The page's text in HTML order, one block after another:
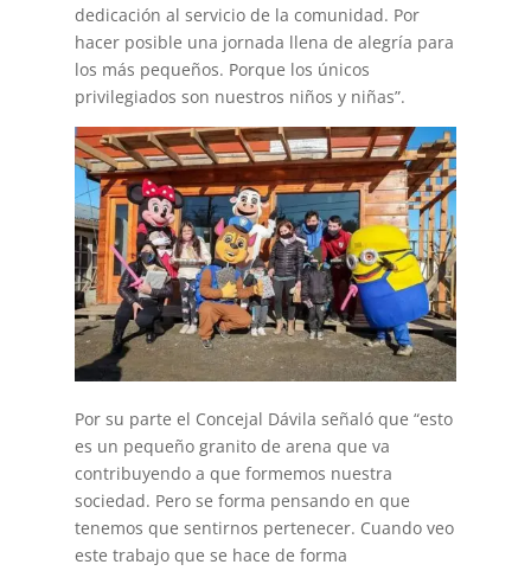
dedicación al servicio de la comunidad. Por
hacer posible una jornada llena de alegría para
los más pequeños. Porque los únicos
privilegiados son nuestros niños y niñas”.
Por su parte el Concejal Dávila señaló que “esto
es un pequeño granito de arena que va
contribuyendo a que formemos nuestra
sociedad. Pero se forma pensando en que
tenemos que sentirnos pertenecer. Cuando veo
este trabajo que se hace de forma